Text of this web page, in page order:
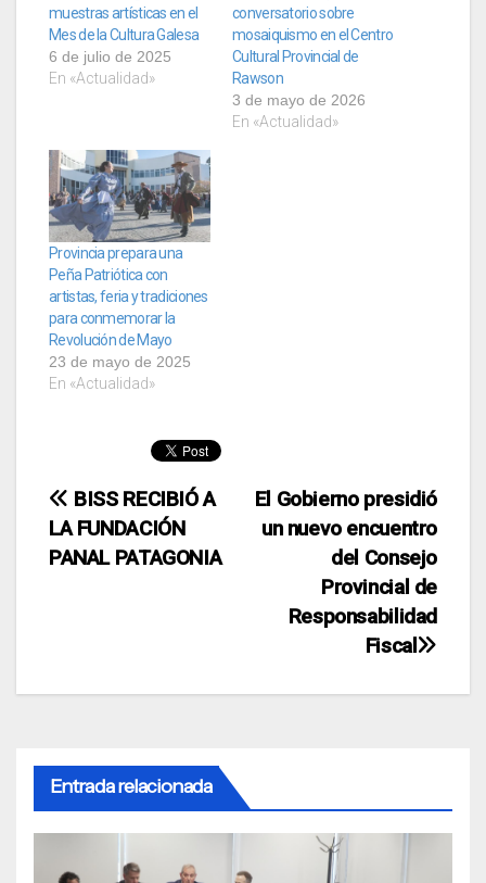
muestras artísticas en el
Mes de la Cultura Galesa
6 de julio de 2025
En «Actualidad»
conversatorio sobre
mosaiquismo en el Centro
Cultural Provincial de
Rawson
3 de mayo de 2026
En «Actualidad»
Provincia prepara una
Peña Patriótica con
artistas, feria y tradiciones
para conmemorar la
Revolución de Mayo
23 de mayo de 2025
En «Actualidad»
Navegación
de
El Gobierno presidió
un nuevo encuentro
del Consejo
Provincial de
Responsabilidad
Fiscal
BISS RECIBIÓ A
LA FUNDACIÓN
PANAL PATAGONIA
Entrada relacionada